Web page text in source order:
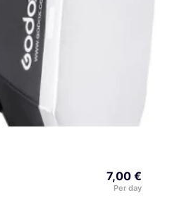
7,00 €
Per day